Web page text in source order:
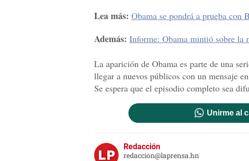
Lea más: Obama se pondrá a prueba con
Además: Informe: Obama mintió sobre la
La aparición de Obama es parte de una
llegar a nuevos públicos con un mensaje
Se espera que el episodio completo sea
Unirme al
Redacción
redaccion@laprensa.hn